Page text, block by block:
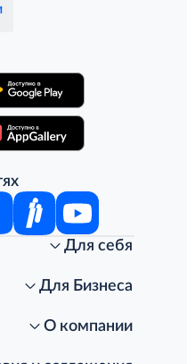
Для себя
Для Бизнеса
О компании